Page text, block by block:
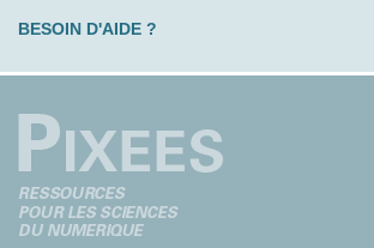
BESOIN D'AIDE ?